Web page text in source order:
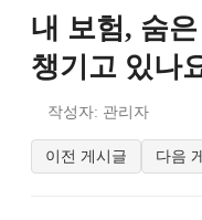
내 보험, 숨
챙기고 있나
작성자: 관리자
이전 게시글 다음